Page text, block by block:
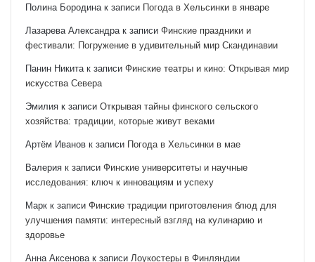
Полина Бородина к записи Погода в Хельсинки в январе
Лазарева Александра к записи Финские праздники и
фестивали: Погружение в удивительный мир Скандинавии
Панин Никита к записи Финские театры и кино: Открывая мир
искусства Севера
Эмилия к записи Открывая тайны финского сельского
хозяйства: традиции, которые живут веками
Артём Иванов к записи Погода в Хельсинки в мае
Валерия к записи Финские университеты и научные
исследования: ключ к инновациям и успеху
Марк к записи Финские традиции приготовления блюд для
улучшения памяти: интересный взгляд на кулинарию и
здоровье
Анна Аксенова к записи Лоукостеры в Финляндии